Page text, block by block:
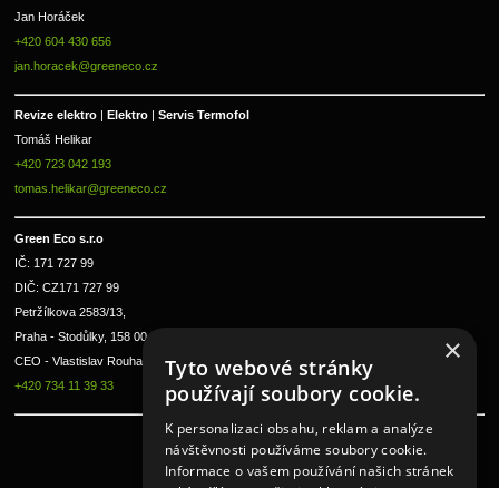
Jan Horáček
+420 604 430 656
jan.horacek@greeneco.cz
Revize elektro Elektro
Servis Termofol
Tomáš Helikar
+420 723 042 193
tomas.helikar@greeneco.cz
Green Eco s.r.o
IČ: 171 727 99
DIČ: CZ171 727 99
Petržílkova 2583/13,
Praha - Stodůlky, 158 00
CEO - Vlastislav Rouha ml.
+420 734 11 39 33
×
Tyto webové stránky
používají soubory cookie.
K personalizaci obsahu, reklam a analýze
návštěvnosti používáme soubory cookie.
Informace o vašem používání našich stránek